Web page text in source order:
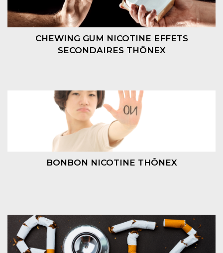
CHEWING GUM NICOTINE EFFETS
SECONDAIRES THÔNEX
BONBON NICOTINE THÔNEX